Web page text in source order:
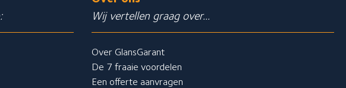
Wij vertellen graag over...
Over GlansGarant
De 7 fraaie voordelen
Een offerte aanvragen